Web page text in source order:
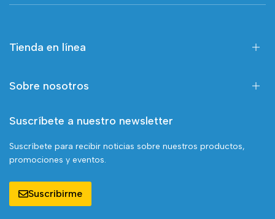
Tienda en línea
Sobre nosotros
Suscríbete a nuestro newsletter
Suscríbete para recibir noticias sobre nuestros productos,
promociones y eventos.
Suscribirme